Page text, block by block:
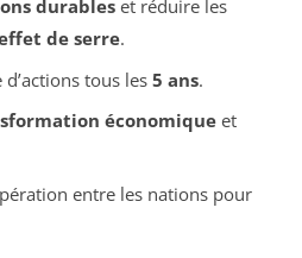
durableset réduire les
de serre.
tous les 5 ans.
économiqueet
entre les nations pour